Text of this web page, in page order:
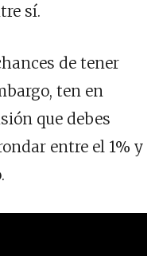
sí.
de tener
ten en
que debes
entre el 1% y